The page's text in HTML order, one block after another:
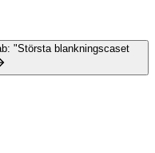
"Största blankningscaset